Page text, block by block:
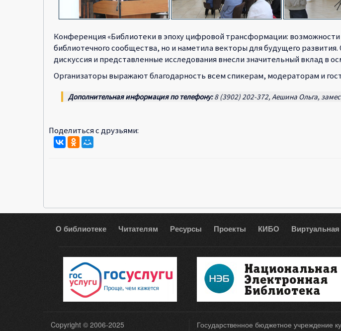
Конференция «Библиотеки в эпоху цифровой трансформации:
библиотечного сообщества, но и наметила векторы для будущего
дискуссия и представленные исследования внесли значительный вклад
Организаторы выражают благодарность всем спикерам, модераторам и
Дополнительная информация по телефону:8 (3902) 202-372, Аешина Ольга,
Поделиться с друзьями:
О библиотеке Читателям Ресурсы Проекты КИБО
Copyright © 2006-2025
Государственное бюджетное учреждение